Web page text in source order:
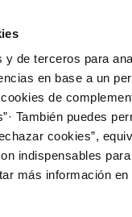
y de terceros para
en base a un
de
También puedes
cookies”,
indispensables
más información en
Cambio de titular
de suministro
Tu Servicio
AL CLIENTE
contactodel agua
DE GESTIÓN Y